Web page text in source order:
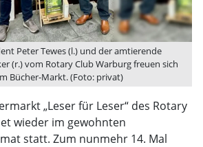
Peter Tewes (l.) und der amtierende
(r.) vom Rotary Club Warburg freuen sich
Bücher-Markt. (Foto: privat)
„Leser für Leser“ des Rotary
wieder im gewohnten
statt. Zum nunmehr 14. Mal